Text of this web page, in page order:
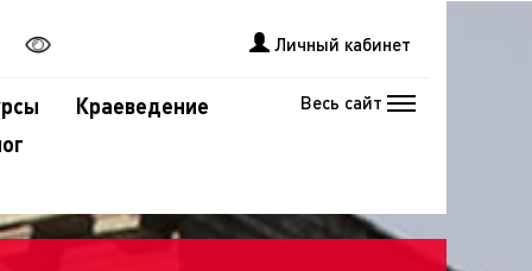
Личный кабинет
Краеведение
Весь сайт